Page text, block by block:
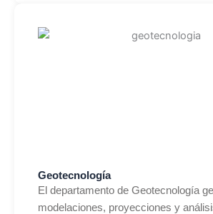
Geotecnología
El departamento de Geotecnología
modelaciones, proyecciones y